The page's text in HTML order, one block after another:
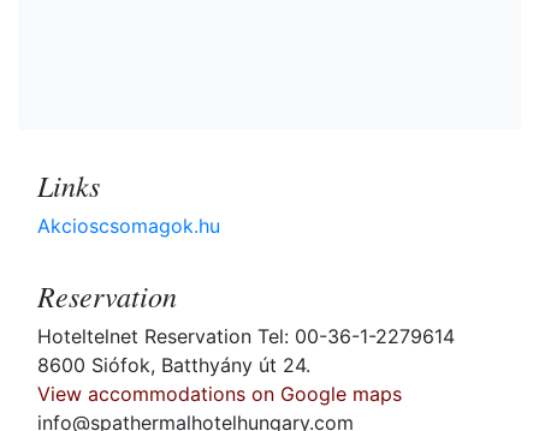
Links
Akcioscsomagok.hu
Reservation
Hoteltelnet Reservation Tel: 00-36-1-2279614
8600 Siófok, Batthyány út 24.
View accommodations on Google maps
info@spathermalhotelhungary.com